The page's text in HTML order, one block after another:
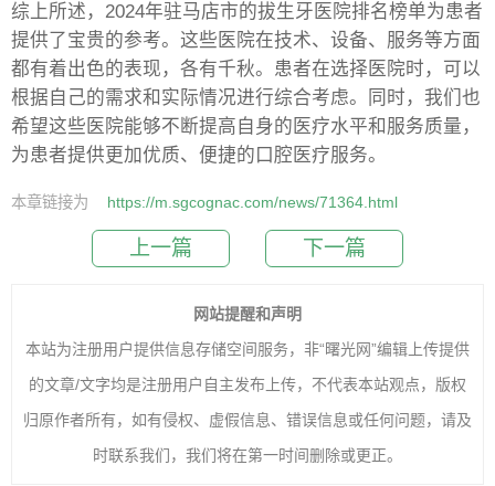
综上所述，2024年驻马店市的拔生牙医院排名榜单为患者
提供了宝贵的参考。这些医院在技术、设备、服务等方面
都有着出色的表现，各有千秋。患者在选择医院时，可以
根据自己的需求和实际情况进行综合考虑。同时，我们也
希望这些医院能够不断提高自身的医疗水平和服务质量，
为患者提供更加优质、便捷的口腔医疗服务。
本章链接为 https://m.sgcognac.com/news/71364.html
上一篇 下一篇
网站提醒和声明
本站为注册用户提供信息存储空间服务，非“曙光网”编辑上传提供
的文章/文字均是注册用户自主发布上传，不代表本站观点，版权
归原作者所有，如有侵权、虚假信息、错误信息或任何问题，请及
时联系我们，我们将在第一时间删除或更正。